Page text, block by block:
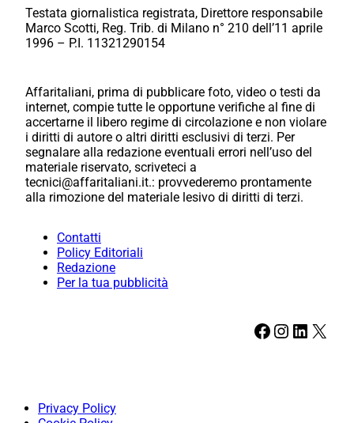
Testata giornalistica registrata, Direttore responsabile
Marco Scotti, Reg. Trib. di Milano n° 210 dell’11 aprile
1996 – P.I. 11321290154
Affaritaliani, prima di pubblicare foto, video o testi da
internet, compie tutte le opportune verifiche al fine di
accertarne il libero regime di circolazione e non violare
i diritti di autore o altri diritti esclusivi di terzi. Per
segnalare alla redazione eventuali errori nell’uso del
materiale riservato, scriveteci a
tecnici@affaritaliani.it.: provvederemo prontamente
alla rimozione del materiale lesivo di diritti di terzi.
Contatti
Policy Editoriali
Redazione
Per la tua pubblicità
Facebook Instagram LinkedIn X
Privacy Policy